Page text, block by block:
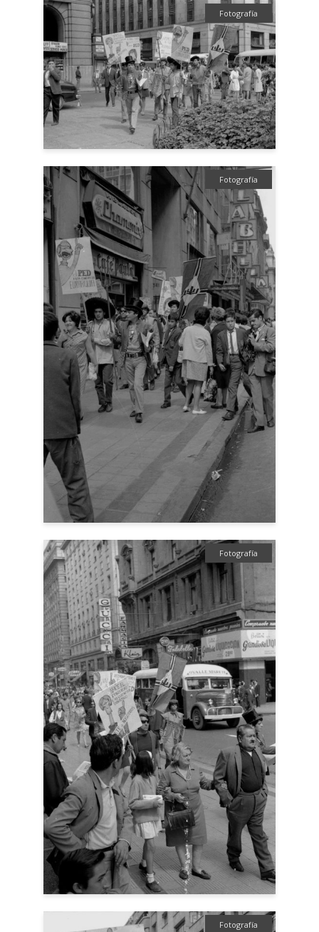
Fotografía
Fotografía
Fotografía
Fotografía